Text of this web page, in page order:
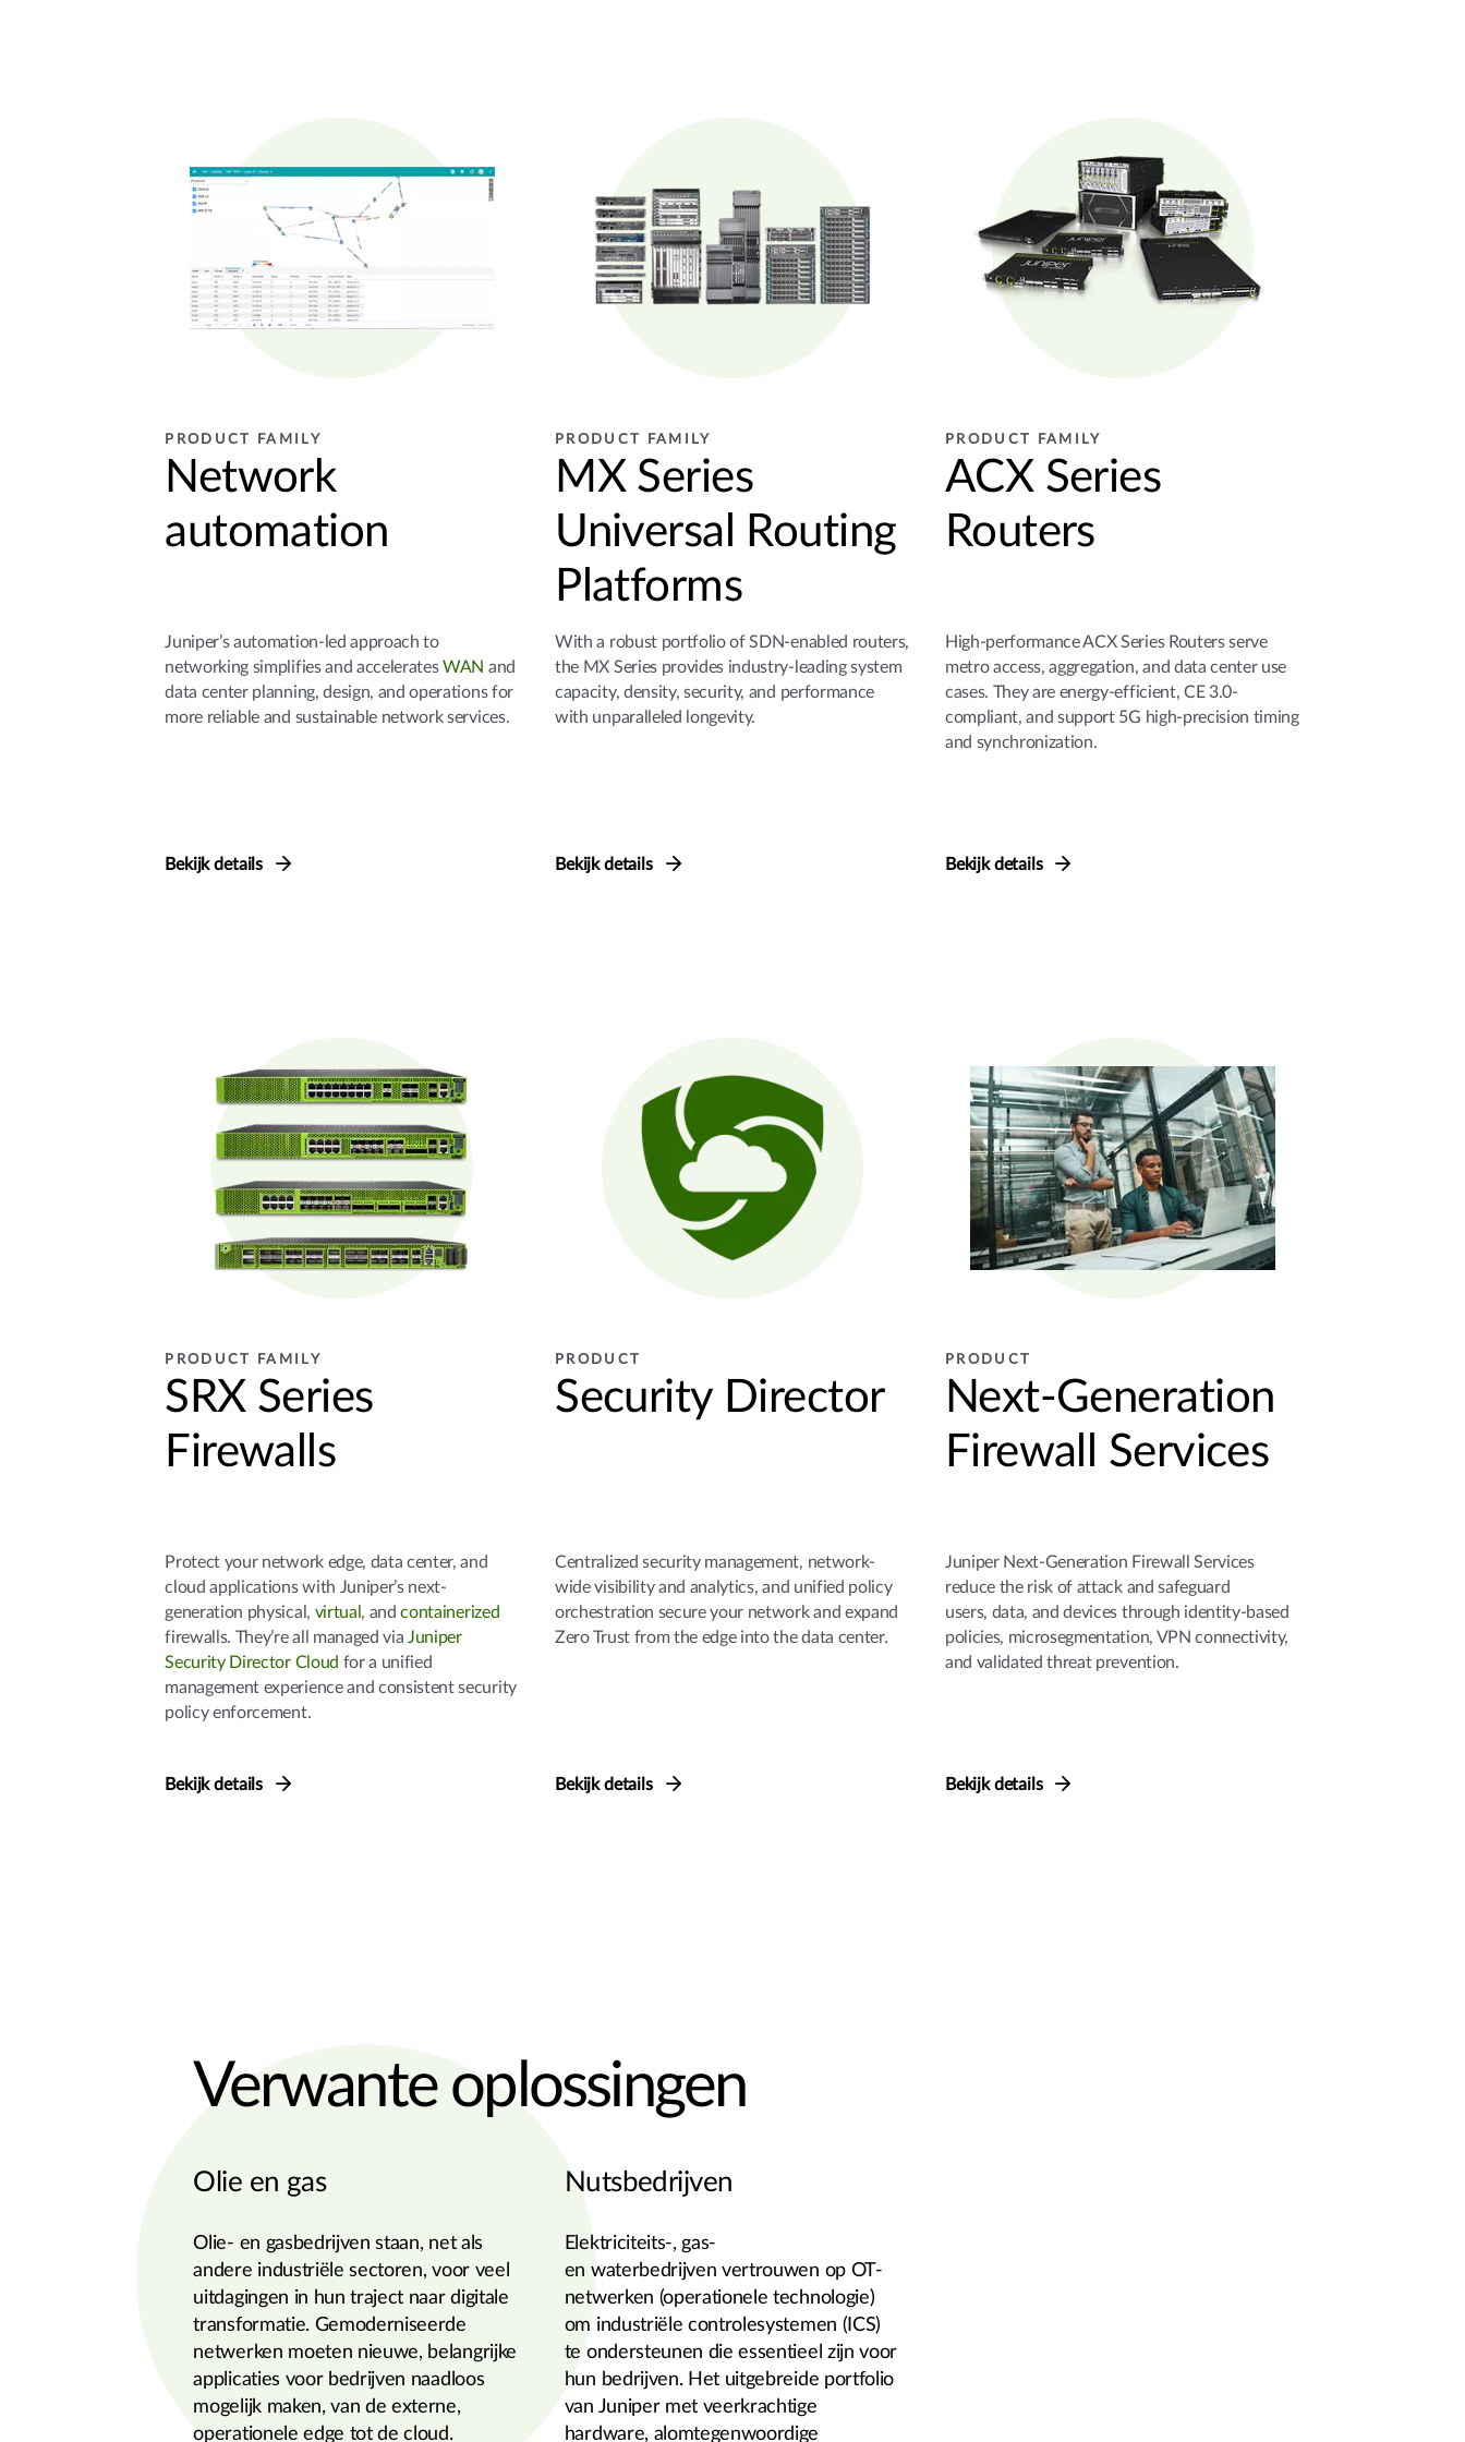
PRODUCT FAMILY
Network
automation
Juniper’s automation-led approach to
networking simplifies and acceleratesWAN and
data center planning, design, and operations for
more reliable and sustainable network services.
Bekijk details
PRODUCT FAMILY
MX Series
Universal Routing
Platforms
With a robust portfolio of SDN-enabled routers,
the MX Series provides industry-leading system
capacity, density, security, and performance
with unparalleled longevity.
Bekijk details
PRODUCT FAMILY
ACX Series
Routers
High-performance ACX Series Routers serve
metro access, aggregation, and data center use
cases. They are energy-efficient, CE 3.0-
compliant, and support 5G high-precision timing
and synchronization.
Bekijk details
PRODUCT FAMILY
SRX Series
Firewalls
Protect your network edge, data center, and
cloud applications with Juniper’s next-
generation physical, virtual , andcontainerized
firewalls. They’re all managed viaJuniper
Security Director Cloud for a unified
management experience and consistent security
policy enforcement.
Bekijk details
PRODUCT
Security Director
Centralized security management, network-
wide visibility and analytics, and unified policy
orchestration secure your network and expand
Zero Trust from the edge into the data center.
Bekijk details
PRODUCT
Next-Generation
Firewall Services
Juniper Next-Generation Firewall Services
reduce the risk of attack and safeguard
users, data, and devices through identity-based
policies, microsegmentation, VPN connectivity,
and validated threat prevention.
Bekijk details
Verwante oplossingen
Olie en gas
Olie- en gasbedrijven staan, net als
andere industriële sectoren, voor veel
uitdagingen in hun traject naar digitale
transformatie. Gemoderniseerde
netwerken moeten nieuwe, belangrijke
applicaties voor bedrijven naadloos
mogelijk maken, van de externe,
operationele edge tot de cloud.
Nutsbedrijven
Elektriciteits-, gas-
en waterbedrijven vertrouwen op OT-
netwerken (operationele technologie)
om industriële controlesystemen (ICS)
te ondersteunen die essentieel zijn voor
hun bedrijven. Het uitgebreide portfolio
van Juniper met veerkrachtige
hardware, alomtegenwoordige